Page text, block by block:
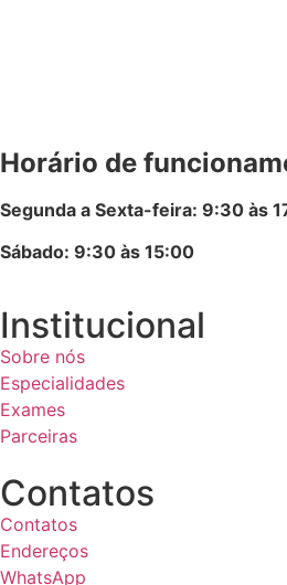
Horário de
Segunda a Sexta-feira: 9:30 às
Sábado: 9:30 às 15:00
Institucional
Sobre nós
Especialidades
Exames
Parceiras
Contatos
Contatos
Endereços
WhatsApp